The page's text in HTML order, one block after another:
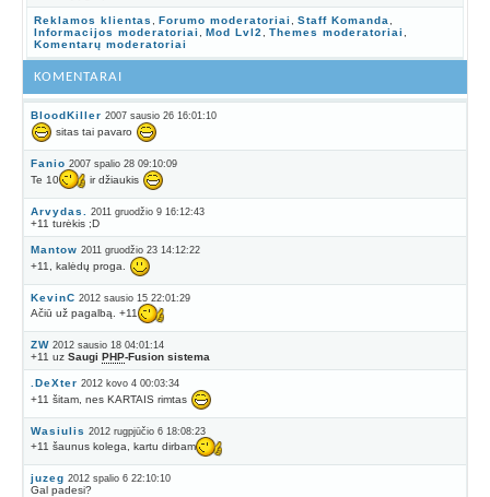
Reklamos klientas Forumo moderatoriai Staff Komanda
Informacijos moderatoriai
Mod Lvl2 Themes moderatoriai
Komentarų moderatoriai
KOMENTARAI
BloodKiller 2007 sausio 26 16:01:10
sitas tai pavaro
Fanio 2007 spalio 28 09:10:09
Te 10 ir džiaukis
Arvydas. 2011 gruodžio 9 16:12:43
+11 turėkis ;D
Mantow 2011 gruodžio 23 14:12:22
+11, kalėdų proga.
KevinC 2012 sausio 15 22:01:29
Ačiū už pagalbą. +11
ZW 2012 sausio 18 04:01:14
+11 uz Saugi PHP-Fusion sistema
.DeXter 2012 kovo 4 00:03:34
+11 šitam, nes KARTAIS rimtas
Wasiulis 2012 rugpjūčio 6 18:08:23
+11 šaunus kolega, kartu dirbam
juzeg 2012 spalio 6 22:10:10
Gal padesi?